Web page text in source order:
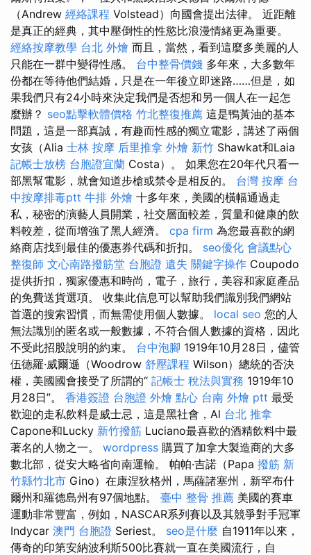
（Andrew 經絡課程 Volstead）向國會提出法律。 近距離
是真正的經典，其中壓倒性的性慾比浪漫情緒更為重要。
經絡按摩教學 台北 外燴 而且，當然，看到這麼多美麗的人
只能在一群中變得性感。 台中整骨價錢 多年來，大多數年
份都在等待他們結婚，只是在一年後立即迷路……但是，如
果我們只有24小時來決定我們是否想和另一個人在一起怎
麼辦？ seo點擊軟體價格 竹北整復推薦 這是鴨黃油的基本
問題，這是一部真誠，有趣而性感的獨立電影，講述了兩個
女孩（Alia 士林 按摩 后里推拿 外燴 新竹 Shawkat和Laia
記帳士放榜 台胞證宜蘭 Costa）。 如果您在20年代只看一
部黑幫電影，就會知道步槍或禁令是相反的。 台灣 按摩 台
中按摩排毒ptt 牛排 外燴 十多年來，美國的橫幅通過走
私，秘密的演藝人員開業，社交層面較差，質量和健康的飲
料較差，從而增強了黑人經濟。 cpa firm 為您最喜歡的網
絡商店找到最佳的優惠券代碼和折扣。 seo優化 會議點心
整復師 文心南路撥筋堂 台胞證 遺失 關鍵字操作 Coupodo
提供折扣，獨家優惠和時尚，電子，旅行，美容和家庭產品
的免費送貨選項。 收集此信息可以幫助我們識別我們網站
首選的搜索習慣，而無需使用個人數據。 local seo 您的人
無法識別的匿名或一般數據，不符合個人數據的資格，因此
不受此招股說明的約束。 台中泡腳 1919年10月28日，儘管
伍德羅·威爾遜（Woodrow 舒壓課程 Wilson）總統的否決
權，美國國會接受了所謂的“ 記帳士 稅法與實務 1919年10
月28日”。 香港簽證 台胞證 外燴 點心 台南 外燴 ptt 最受
歡迎的走私飲料是威士忌，這是黑社會，Al 台北 推拿
Capone和Lucky 新竹撥筋 Luciano最喜歡的酒精飲料中最
著名的人物之一。 wordpress 購買了加拿大製造商的大多
數北部，從安大略省向南運輸。 帕帕·吉諾（Papa 撥筋 新
竹縣竹北市 Gino）在康涅狄格州，馬薩諸塞州，新罕布什
爾州和羅德島州有97個地點。 臺中 整骨 推薦 美國的賽車
運動非常豐富，例如，NASCAR系列賽以及其競爭對手冠軍
Indycar 澳門 台胞證 Seriest。 seo是什麼 自1911年以來，
傳奇的印第安納波利斯500比賽就一直在美國流行，自